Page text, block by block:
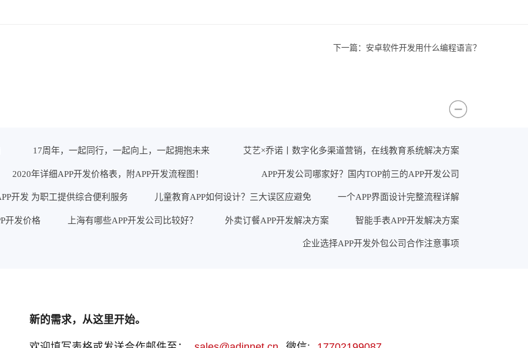
下一篇： 安卓软件开发用什么编程语言？
17周年，一起同行，一起向上，一起拥抱未来 艾艺×乔诺丨数字化多渠道营销，在线教育系统解决方案
2020年详细APP开发价格表，附APP开发流程图！ APP开发公司哪家好？国内TOP前三的APP开发公司
开发 为职工提供综合便利服务 儿童教育APP如何设计？三大误区应避免 一个APP界面设计完整流程详解
开发价格 上海有哪些APP开发公司比较好？ 外卖订餐APP开发解决方案 智能手表APP开发解决方案
企业选择APP开发外包公司合作注意事项
新的需求，从这里开始。